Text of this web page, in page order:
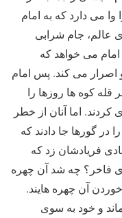
می دارد که به امام
عالم، جام شرابی
امام می خواهد که
اصرار می کند. پس امام
قله کوه ها روزها را
کردند. اما آنان از خطر
در گورها جا دادند که
فریادشان زد که
فاخر؟ چه شد آن چهره
آن چهره هایند.
و خود به سوی